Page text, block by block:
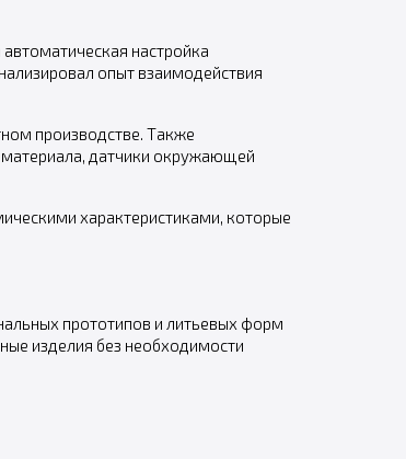
настройка
опыт взаимодействия
производстве. Также
материала, датчики окружающей
характеристиками, которые
прототипов и литьевых форм
изделия без необходимости